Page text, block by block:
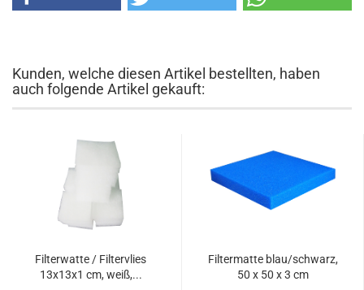
Kunden, welche diesen Artikel bestellten, haben
auch folgende Artikel gekauft:
Filterwatte / Filtervlies
13x13x1 cm, weiß,...
Filtermatte blau/schwarz,
50 x 50 x 3 cm